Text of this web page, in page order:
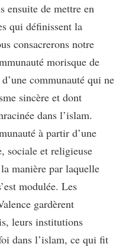
ensuite de mettre en
qui définissent la
consacrerons notre
morisque de
communauté qui ne
sincère et dont
dans l’islam.
à partir d’une
sociale et religieuse
manière par laquelle
modulée. Les
gardèrent
leurs institutions
dans l’islam, ce qui fit